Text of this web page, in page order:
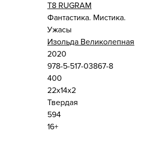
Т8 RUGRAM
Фантастика. Мистика.
Ужасы
Изольда Великолепная
2020
978-5-517-03867-8
400
22x14x2
Твердая
594
16+